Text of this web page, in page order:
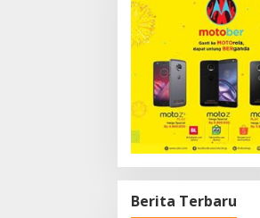
Berita Terbaru